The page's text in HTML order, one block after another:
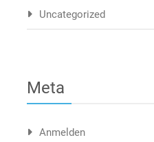
Uncategorized
Meta
Anmelden